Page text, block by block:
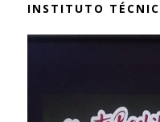
INSTITUTO